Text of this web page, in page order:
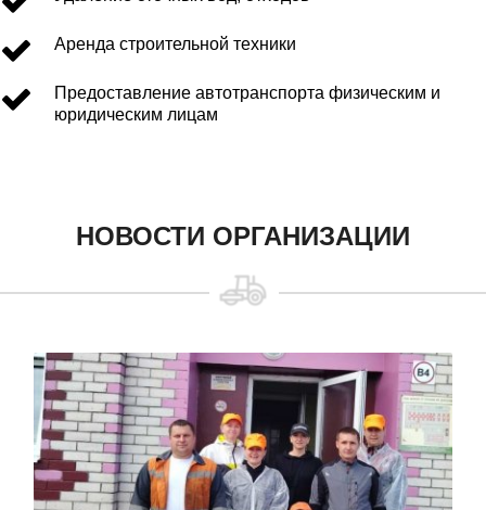
Аренда строительной техники
Предоставление автотранспорта физическим и
юридическим лицам
НОВОСТИ ОРГАНИЗАЦИИ